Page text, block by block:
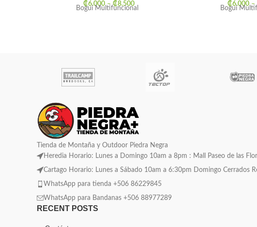
₡6.000–₡8.500
Bogui Multifuncional
₡6.000–
Bogui
Tienda de Montaña y Outdoor Piedra Negra
Heredia Horario: Lunes a Domingo 10am a 8pm : Mall Paseo de las
Cartago Horario: Lunes a Sábado 10am a 6:30pm Domingo Cerrados
WhatsApp para tienda +506 86229845
WhatsApp para Bandanas +506 88977289
RECENT POSTS